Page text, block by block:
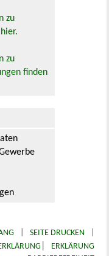
zu
zu
finden
SEITE DRUCKEN
|
ERKLÄRUNG